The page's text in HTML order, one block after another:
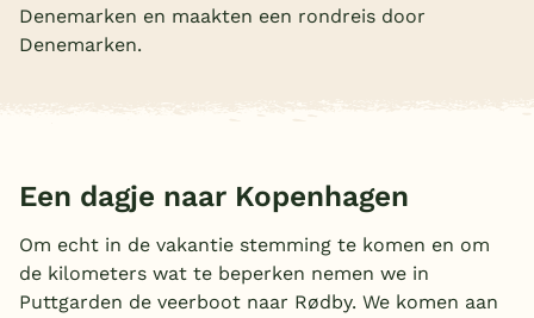
Alle populaire faciliteiten
Keuzehulp
Denemarken en maakten een rondreis door
Denemarken.
Een dagje naar Kopenhagen
Om echt in de vakantie stemming te komen en om
de kilometers wat te beperken nemen we in
Puttgarden de veerboot naar Rødby. We komen aan